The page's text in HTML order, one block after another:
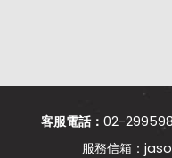
客服電話： 02-